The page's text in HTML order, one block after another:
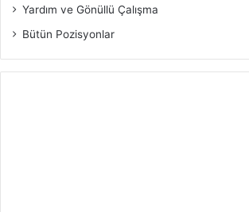
Yardım ve Gönüllü Çalışma
Bütün Pozisyonlar